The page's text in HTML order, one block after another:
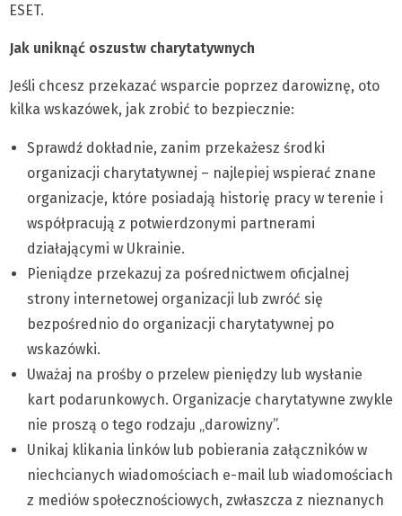
ESET.
Jak uniknąć oszustw charytatywnych
Jeśli chcesz przekazać wsparcie poprzez darowiznę, oto
kilka wskazówek, jak zrobić to bezpiecznie:
Sprawdź dokładnie, zanim przekażesz środki
organizacji charytatywnej – najlepiej wspierać znane
organizacje, które posiadają historię pracy w terenie i
współpracują z potwierdzonymi partnerami
działającymi w Ukrainie.
Pieniądze przekazuj za pośrednictwem oficjalnej
strony internetowej organizacji lub zwróć się
bezpośrednio do organizacji charytatywnej po
wskazówki.
Uważaj na prośby o przelew pieniędzy lub wysłanie
kart podarunkowych. Organizacje charytatywne zwykle
nie proszą o tego rodzaju „darowizny”.
Unikaj klikania linków lub pobierania załączników w
niechcianych wiadomościach e-mail lub wiadomościach
z mediów społecznościowych, zwłaszcza z nieznanych